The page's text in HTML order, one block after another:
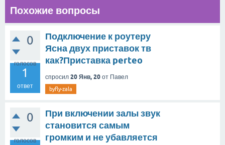
Похожие вопросы
0
голосов
1
ответ
Подключение к роутеру
Ясна двух приставок тв
как?Приставка perteo
спросил 20 Янв, 20 от Павел
byfly-zala
0
голосов
При включении залы звук
становится самым
громким и не убавляется